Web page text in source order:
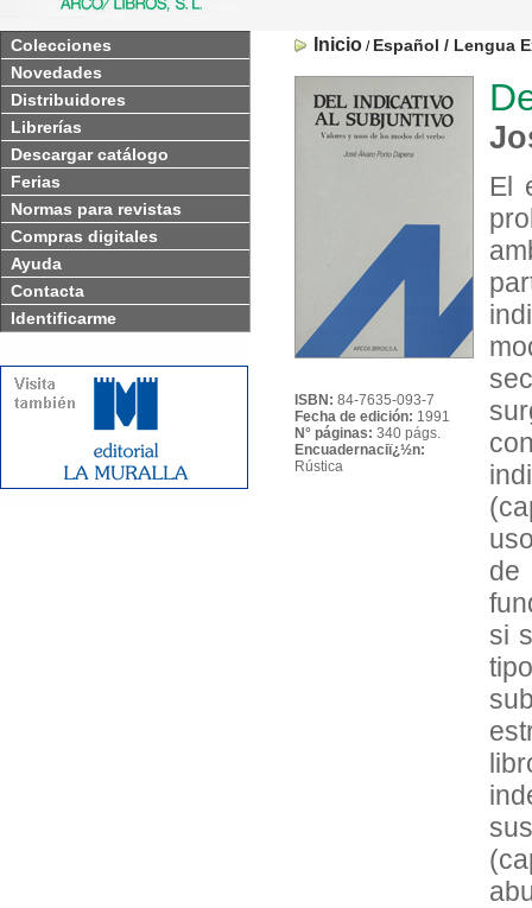
Colecciones
Novedades
Distribuidores
Librerías
Descargar catálogo
Ferias
Normas para revistas
Compras digitales
Ayuda
Contacta
Identificarme
Inicio / Español / Lengua
ISBN: 84-7635-093-7
Fecha de edición: 1991
N° páginas: 340 págs.
Encuadernaciï¿½n:
Rústica
El
de
si